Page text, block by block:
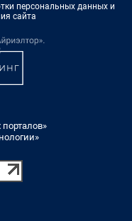
персональных данных и
сайта